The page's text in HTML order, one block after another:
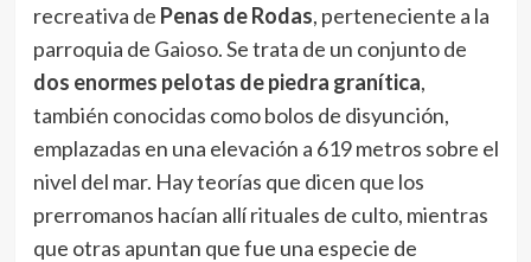
recreativa de Penas de Rodas, perteneciente a la
parroquia de Gaioso. Se trata de un conjunto de
dos enormes pelotas de piedra granítica,
también conocidas como bolos de disyunción,
emplazadas en una elevación a 619 metros sobre el
nivel del mar. Hay teorías que dicen que los
prerromanos hacían allí rituales de culto, mientras
que otras apuntan que fue una especie de